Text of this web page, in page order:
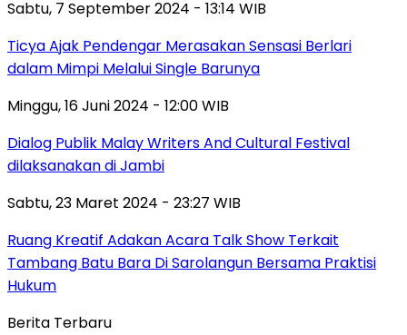
Sabtu, 7 September 2024 - 13:14 WIB
Ticya Ajak Pendengar Merasakan Sensasi Berlari
dalam Mimpi Melalui Single Barunya
Minggu, 16 Juni 2024 - 12:00 WIB
Dialog Publik Malay Writers And Cultural Festival
dilaksanakan di Jambi
Sabtu, 23 Maret 2024 - 23:27 WIB
Ruang Kreatif Adakan Acara Talk Show Terkait
Tambang Batu Bara Di Sarolangun Bersama Praktisi
Hukum
Berita Terbaru